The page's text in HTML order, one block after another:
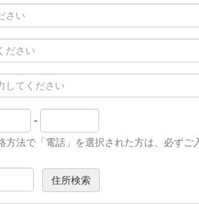
-
法で「電話」を選択された方は、必ずご